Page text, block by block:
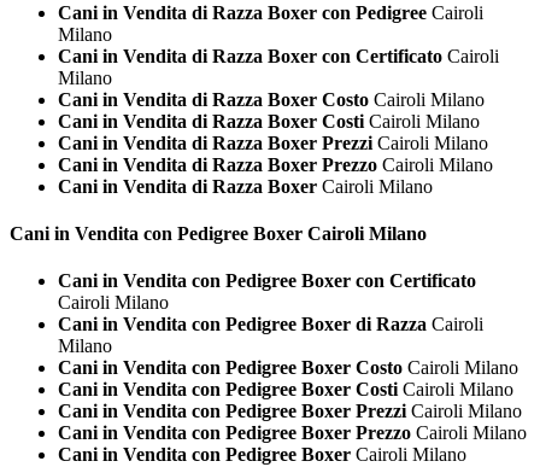
Cani in Vendita di Razza Boxer con Pedigree Cairoli
Milano
Cani in Vendita di Razza Boxer con Certificato Cairoli
Milano
Cani in Vendita di Razza Boxer Costo Cairoli Milano
Cani in Vendita di Razza Boxer Costi Cairoli Milano
Cani in Vendita di Razza Boxer Prezzi Cairoli Milano
Cani in Vendita di Razza Boxer Prezzo Cairoli Milano
Cani in Vendita di Razza Boxer Cairoli Milano
Cani in Vendita con Pedigree Boxer Cairoli Milano
Cani in Vendita con Pedigree Boxer con Certificato
Cairoli Milano
Cani in Vendita con Pedigree Boxer di Razza Cairoli
Milano
Cani in Vendita con Pedigree Boxer Costo Cairoli Milano
Cani in Vendita con Pedigree Boxer Costi Cairoli Milano
Cani in Vendita con Pedigree Boxer Prezzi Cairoli Milano
Cani in Vendita con Pedigree Boxer Prezzo Cairoli Milano
Cani in Vendita con Pedigree Boxer Cairoli Milano